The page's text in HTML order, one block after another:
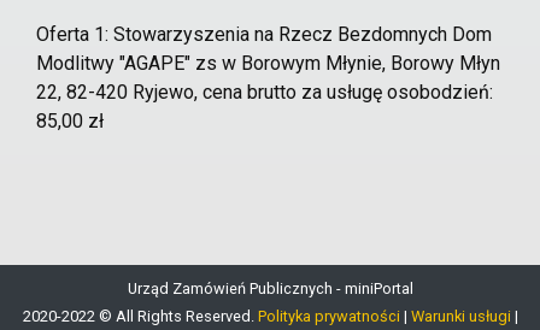
Oferta 1: Stowarzyszenia na Rzecz Bezdomnych Dom
Modlitwy "AGAPE" zs w Borowym Młynie, Borowy Młyn
22, 82-420 Ryjewo, cena brutto za usługę osobodzień:
85,00 zł
Urząd Zamówień Publicznych - miniPortal
2020-2022 © All Rights Reserved. Polityka prywatności | Warunki usługi |